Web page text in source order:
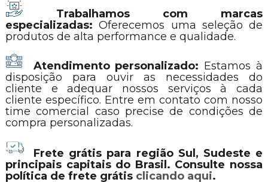
Trabalhamos com marcas
especializadas:Oferecemos uma seleção de
produtos de alta performance e qualidade.
Atendimento personalizado: Estamos à
disposição para ouvir as necessidades do
cliente e adequar nossos serviços à cada
cliente específico. Entre em contato com nosso
time comercial caso precise de condições de
compra personalizadas.
Frete grátis para região Sul, Sudeste e
principais capitais do Brasil. Consulte nossa
política de frete grátis clicando aqui.